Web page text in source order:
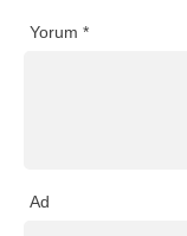
Yorum *
Ad